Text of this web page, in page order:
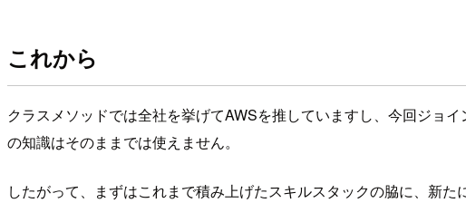
これから
クラスメソッドでは全社を挙げてAWSを推していますし、今回ジョ
の知識はそのままでは使えません。
したがって、まずはこれまで積み上げたスキルスタックの脇に、新